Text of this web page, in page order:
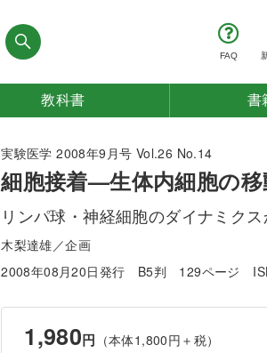
FAQ
教科書 書
実験医学 2008年9月号 Vol.26 No.14
細胞接着—生体内細胞の移
リンパ球・神経細胞のダイナミク
木梨達雄／企画
2008年08月20日発行
B5判 129ページ
1,980円 （本体1,800円＋税）